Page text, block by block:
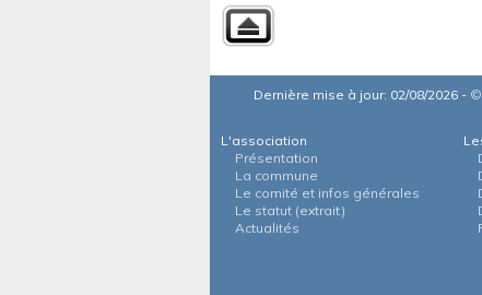
Dernière mise à jour: 02/08/2026 - ©
L'association
Présentation
La commune
Le comité et infos générales
Le statut (extrait)
Actualités